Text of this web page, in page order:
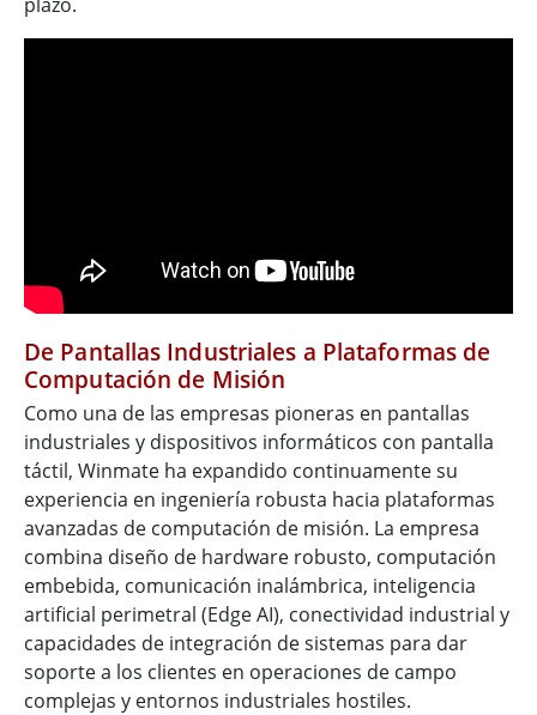
De Pantallas Industriales a Plataformas de
Computación de Misión
Como una de las empresas pioneras en pantallas
industriales y dispositivos informáticos con pantalla
táctil, Winmate ha expandido continuamente su
experiencia en ingeniería robusta hacia plataformas
avanzadas de computación de misión. La empresa
combina diseño de hardware robusto, computación
embebida, comunicación inalámbrica, inteligencia
artificial perimetral (Edge AI), conectividad industrial y
capacidades de integración de sistemas para dar
soporte a los clientes en operaciones de campo
complejas y entornos industriales hostiles.